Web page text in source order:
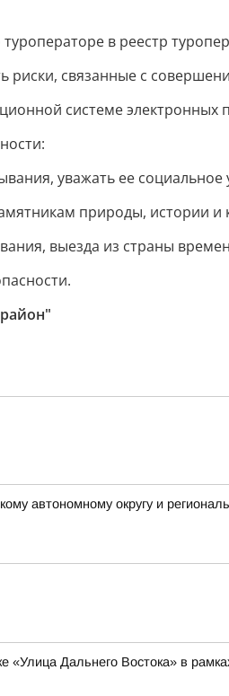
в реестр
связанные с
системе электронных
уважать ее
природы, истории и
выезда из страны
автономному округу и
«Улица Дальнего Востока» в